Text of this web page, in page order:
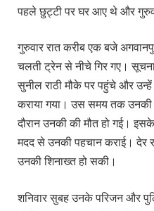
पहले छुट्टी पर घर आए थे और
गुरुवार रात करीब एक बजे
चलती ट्रेन से नीचे गिर गए।
सुनील राठी मौके पर पहुंचे और
कराया गया। उस समय तक उनकी
दौरान उनकी की मौत हो गई।
मदद से उनकी पहचान कराई। देर
उनकी शिनाख्त हो सकी।
शनिवार सुबह उनके परिजन और